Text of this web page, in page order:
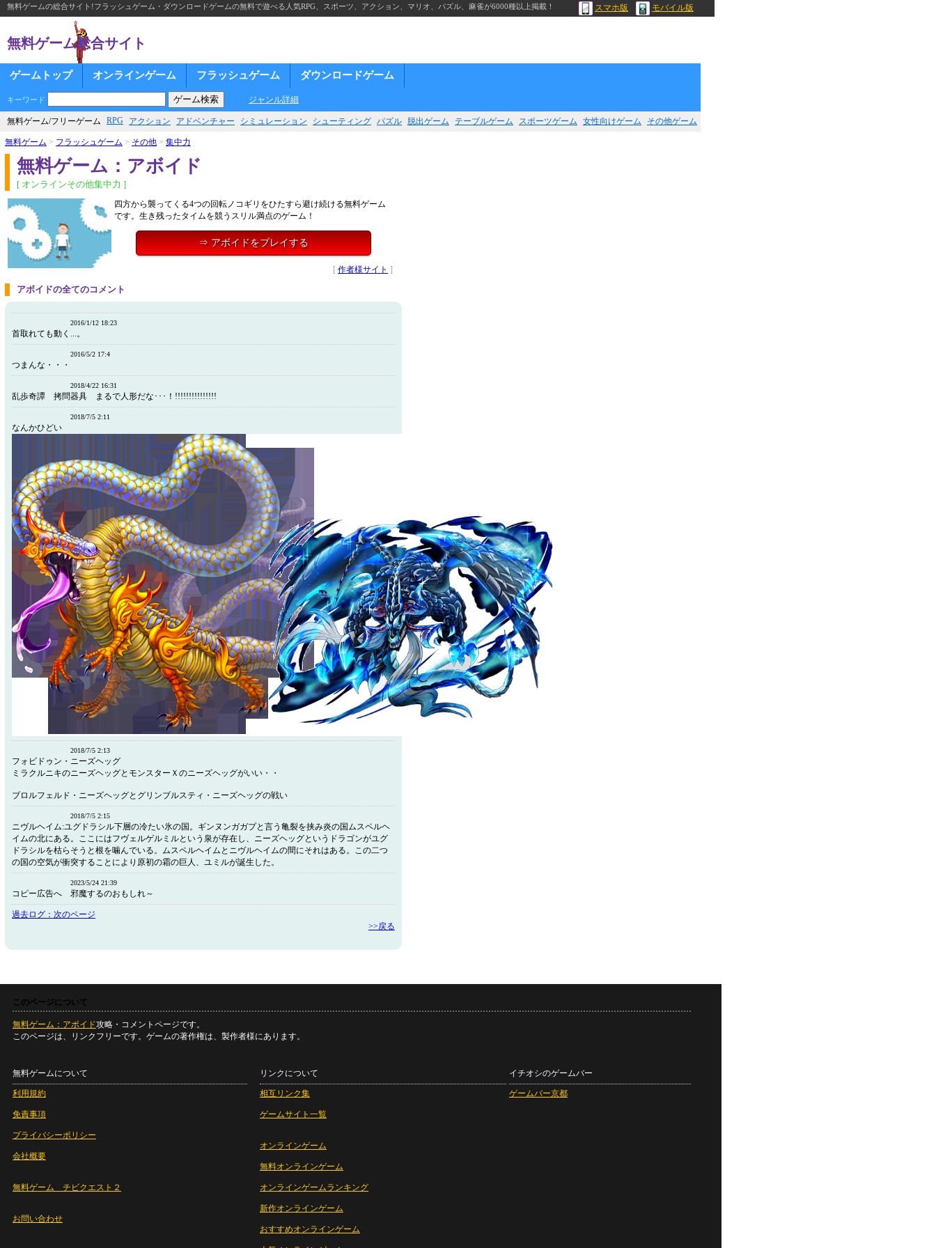
無料ゲームの総合サイト!フラッシュゲーム・ダウンロードゲームの無料で遊べる人気RPG、スポーツ、アクション、マリオ、パズル、麻雀が6000種以上掲載！ スマホ版 モバイル版
無料ゲーム総合サイト
ゲームトップ オンラインゲーム フラッシュゲーム ダウンロードゲーム
キーワード ジャンル詳細
無料ゲーム/フリーゲーム RPG アクション アドベンチャー シミュレーション シューティング パズル 脱出ゲーム テーブルゲーム スポーツゲーム 女性向けゲーム その他ゲーム
無料ゲーム > フラッシュゲーム > その他 > 集中力
無料ゲーム：アボイド
[ オンラインその他集中力 ]
四方から襲ってくる4つの回転ノコギリをひたすら避け続ける無料ゲーム
です。生き残ったタイムを競うスリル満点のゲーム！
⇒ アボイドをプレイする
[ 作者様サイト ]
アボイドの全てのコメント
2016/1/12 18:23
首取れても動く...。
2016/5/2 17:4
つまんな・・・
2018/4/22 16:31
乱歩奇譚 拷問器具 まるで人形だな･･･！!!!!!!!!!!!!!!!
2018/7/5 2:11
なんかひどい
2018/7/5 2:13
フォビドゥン・ニーズヘッグ
ミラクルニキのニーズヘッグとモンスターＸのニーズヘッグがいい・・
ブロルフェルド・ニーズヘッグとグリンブルスティ・ニーズヘッグの戦い
2018/7/5 2:15
ニヴルヘイム:ユグドラシル下層の冷たい氷の国。ギンヌンガガプと言う亀裂を挟み炎の国ムスペルヘ
イムの北にある。ここにはフヴェルゲルミルという泉が存在し、ニーズヘッグというドラゴンがユグ
ドラシルを枯らそうと根を噛んでいる。ムスペルヘイムとニヴルヘイムの間にそれはある。この二つ
の国の空気が衝突することにより原初の霜の巨人、ユミルが誕生した。
2023/5/24 21:39
コピー広告へ 邪魔するのおもしれ～
過去ログ：次のページ
>>戻る
このページについて
無料ゲーム：アボイド攻略・コメントページです。
このページは、リンクフリーです。ゲームの著作権は、製作者様にあります。
無料ゲームについて
利用規約
免責事項
プライバシーポリシー
会社概要
無料ゲーム チビクエスト２
お問い合わせ
リンクについて
相互リンク集
ゲームサイト一覧
オンラインゲーム
無料オンラインゲーム
オンラインゲームランキング
新作オンラインゲーム
おすすめオンラインゲーム
イチオシのゲームバー
ゲームバー京都